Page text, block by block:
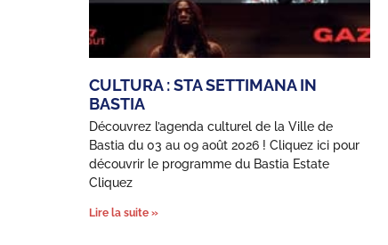
CULTURA : STA SETTIMANA IN
BASTIA
Découvrez l’agenda culturel de la Ville de
Bastia du 03 au 09 août 2026 ! Cliquez ici pour
découvrir le programme du Bastia Estate
Cliquez
Lire la suite »